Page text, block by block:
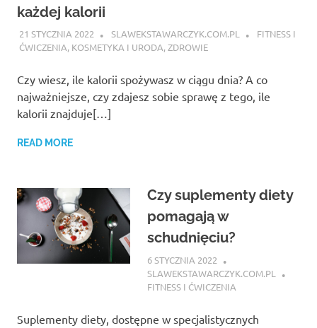
każdej kalorii
21 STYCZNIA 2022 SLAWEKSTAWARCZYK.COM.PL
FITNESS I
ĆWICZENIA, KOSMETYKA I URODA,ZDROWIE
Czy wiesz, ile kalorii spożywasz w ciągu dnia? A co
najważniejsze, czy zdajesz sobie sprawę z tego, ile
kalorii znajduje[…]
READ MORE
Czy suplementy diety
pomagają w
schudnięciu?
6 STYCZNIA 2022
SLAWEKSTAWARCZYK.COM.PL
FITNESS I ĆWICZENIA
Suplementy diety, dostępne w specjalistycznych